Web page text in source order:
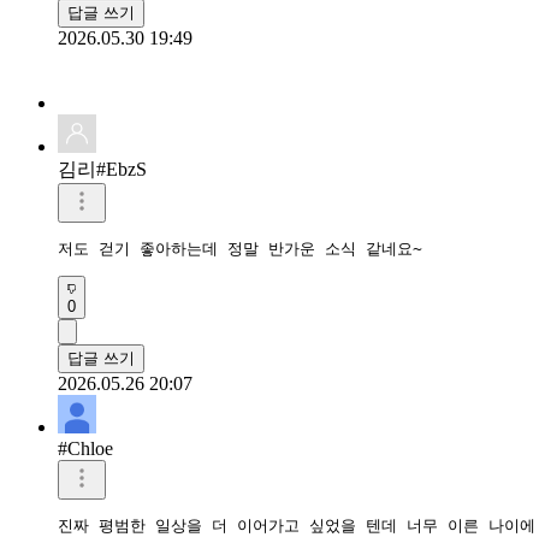
답글 쓰기
2026.05.30 19:49
김리#EbzS
저도 걷기 좋아하는데 정말 반가운 소식 같네요~
0
답글 쓰기
2026.05.26 20:07
#Chloe
진짜 평범한 일상을 더 이어가고 싶었을 텐데 너무 이른 나이